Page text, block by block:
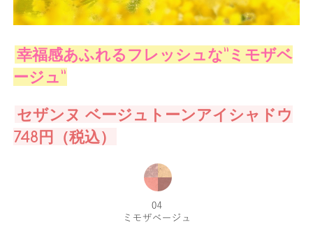
幸福感あふれるフレッシュな”ミモザベ
ージュ”
セザンヌ ベージュトーンアイシャドウ
748円（税込）